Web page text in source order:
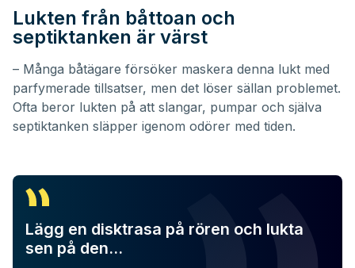
Lukten från båttoan och
septiktanken är värst
– Många båtägare försöker maskera denna lukt med
parfymerade tillsatser, men det löser sällan problemet.
Ofta beror lukten på att slangar, pumpar och själva
septiktanken släpper igenom odörer med tiden.
Lägg en disktrasa på rören och lukta
sen på den…